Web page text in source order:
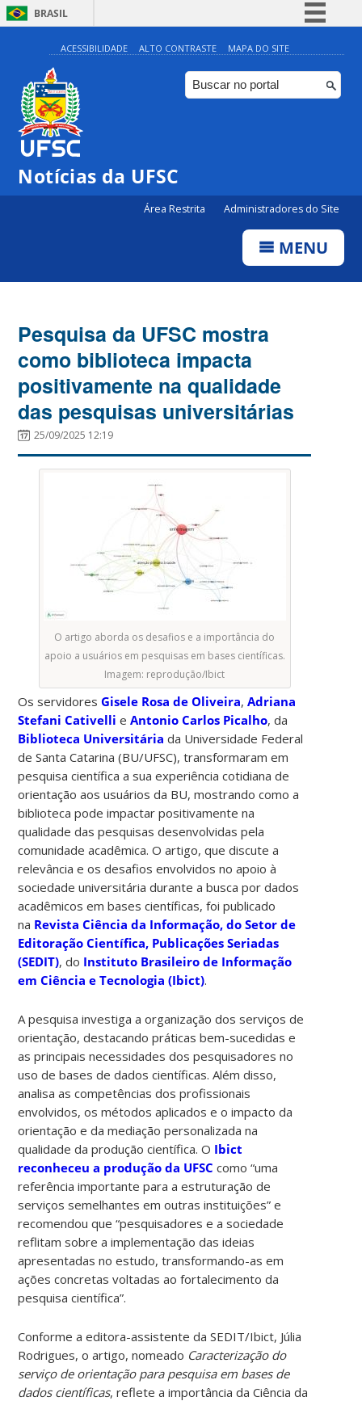
BRASIL
Simplifique!
Comunica BR
Participe
ACESSIBILIDADE ALTO CONTRASTE MAPA DO SITE
Notícias da UFSC
Área Restrita Administradores do Site
MENU
Pesquisa da UFSC mostra
como biblioteca impacta
positivamente na qualidade
das pesquisas universitárias
25/09/2025 12:19
O artigo aborda os desafios e a importância do
apoio a usuários em pesquisas em bases científicas.
Imagem: reprodução/Ibict
Os servidoresGisele Rosa de Oliveira,Adriana
Stefani Cativelli eAntonio Carlos Picalho, da
Biblioteca Universitária da Universidade Federal
de Santa Catarina (BU/UFSC), transformaram em
pesquisa científica a sua experiência cotidiana de
orientação aos usuários da BU, mostrando como a
biblioteca pode impactar positivamente na
qualidade das pesquisas desenvolvidas pela
comunidade acadêmica. O artigo, que discute a
relevância e os desafios envolvidos no apoio à
sociedade universitária durante a busca por dados
acadêmicos em bases científicas, foi publicado
na Revista Ciência da Informação, do Setor de
Editoração Científica, Publicações Seriadas
(SEDIT), do Instituto Brasileiro de Informação
em Ciência e Tecnologia (Ibict).
A pesquisa investiga a organização dos serviços de
orientação, destacando práticas bem-sucedidas e
as principais necessidades dos pesquisadores no
uso de bases de dados científicas. Além disso,
analisa as competências dos profissionais
envolvidos, os métodos aplicados e o impacto da
orientação e da mediação personalizada na
qualidade da produção científica. O Ibict
reconheceu a produção da UFSC como “uma
referência importante para a estruturação de
serviços semelhantes em outras instituições” e
recomendou que “pesquisadores e a sociedade
reflitam sobre a implementação das ideias
apresentadas no estudo, transformando-as em
ações concretas voltadas ao fortalecimento da
pesquisa científica”.
Conforme a editora-assistente da SEDIT/Ibict, Júlia
Rodrigues, o artigo, nomeado Caracterização do
serviço de orientação para pesquisa em bases de
dados científicas, reflete a importância da Ciência da